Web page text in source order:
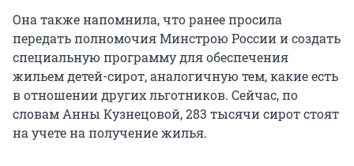
Она также напомнила, что ранее просила
передать полномочия Минстрою России и создать
специальную программу для обеспечения
жильем детей-сирот, аналогичную тем, какие есть
в отношении других льготников. Сейчас, по
словам Анны Кузнецовой, 283 тысячи сирот стоят
на учете на получение жилья.